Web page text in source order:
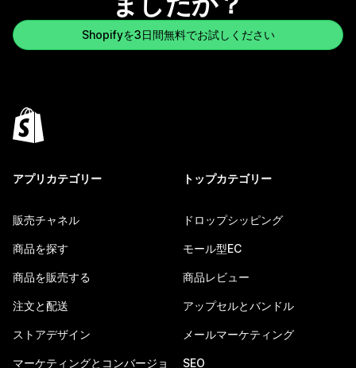
Shopifyを3日間無料でお試しください
アプリカテゴリー
販売チャネル
商品を探す
商品を販売する
注文と配送
ストアデザイン
マーケティングとコンバージョ
トップカテゴリー
ドロップシッピング
モール型EC
商品レビュー
アップセルとバンドル
メールマーケティング
SEO